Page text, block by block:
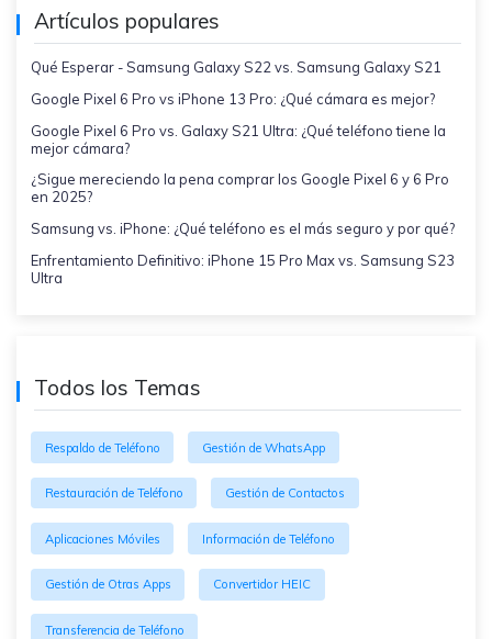
Artículos populares
Qué Esperar - Samsung Galaxy S22 vs. Samsung Galaxy S21
Google Pixel 6 Pro vs iPhone 13 Pro: ¿Qué cámara es mejor?
Google Pixel 6 Pro vs. Galaxy S21 Ultra: ¿Qué teléfono tiene la
mejor cámara?
¿Sigue mereciendo la pena comprar los Google Pixel 6 y 6 Pro
en 2025?
Samsung vs. iPhone: ¿Qué teléfono es el más seguro y por qué?
Enfrentamiento Definitivo: iPhone 15 Pro Max vs. Samsung S23
Ultra
Todos los Temas
Respaldo de Teléfono Gestión de WhatsApp
Restauración de Teléfono Gestión de Contactos
Aplicaciones Móviles Información de Teléfono
Gestión de Otras Apps Convertidor HEIC
Transferencia de Teléfono